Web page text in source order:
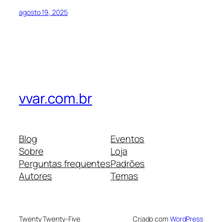
agosto 19, 2025
vvar.com.br
Blog
Sobre
Perguntas frequentes
Autores
Eventos
Loja
Padrões
Temas
Twenty Twenty-Five Criado com WordPress